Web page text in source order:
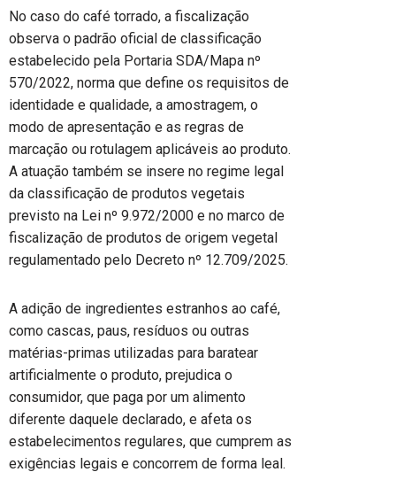
No caso do café torrado, a fiscalização
observa o padrão oficial de classificação
estabelecido pela Portaria SDA/Mapa nº
570/2022, norma que define os requisitos de
identidade e qualidade, a amostragem, o
modo de apresentação e as regras de
marcação ou rotulagem aplicáveis ao produto.
A atuação também se insere no regime legal
da classificação de produtos vegetais
previsto na Lei nº 9.972/2000 e no marco de
fiscalização de produtos de origem vegetal
regulamentado pelo Decreto nº 12.709/2025.
A adição de ingredientes estranhos ao café,
como cascas, paus, resíduos ou outras
matérias-primas utilizadas para baratear
artificialmente o produto, prejudica o
consumidor, que paga por um alimento
diferente daquele declarado, e afeta os
estabelecimentos regulares, que cumprem as
exigências legais e concorrem de forma leal.